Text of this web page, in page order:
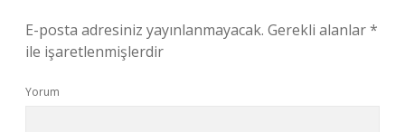
E-posta adresiniz yayınlanmayacak. Gerekli alanlar*
ile işaretlenmişlerdir
Yorum